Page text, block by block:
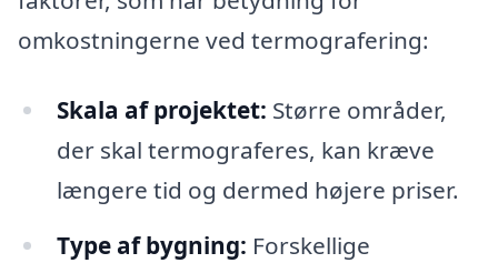
omkostningerne ved termografering:
Skala af projektet: Større områder,
der skal termograferes, kan kræve
længere tid og dermed højere priser.
Type af bygning: Forskellige